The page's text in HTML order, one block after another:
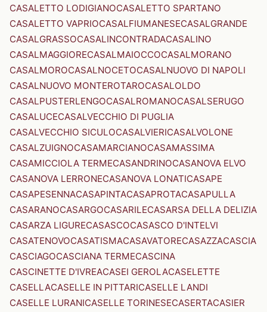
CASALETTO LODIGIANOCASALETTO SPARTANO
CASALETTO VAPRIOCASALFIUMANESECASALGRANDE
CASALGRASSOCASALINCONTRADACASALINO
CASALMAGGIORECASALMAIOCCOCASALMORANO
CASALMOROCASALNOCETOCASALNUOVO DI NAPOLI
CASALNUOVO MONTEROTAROCASALOLDO
CASALPUSTERLENGOCASALROMANOCASALSERUGO
CASALUCECASALVECCHIO DI PUGLIA
CASALVECCHIO SICULOCASALVIERICASALVOLONE
CASALZUIGNOCASAMARCIANOCASAMASSIMA
CASAMICCIOLA TERMECASANDRINOCASANOVA ELVO
CASANOVA LERRONECASANOVA LONATICASAPE
CASAPESENNACASAPINTACASAPROTACASAPULLA
CASARANOCASARGOCASARILECASARSA DELLA DELIZIA
CASARZA LIGURECASASCOCASASCO D'INTELVI
CASATENOVOCASATISMACASAVATORECASAZZACASCIA
CASCIAGOCASCIANA TERMECASCINA
CASCINETTE D'IVREACASEI GEROLACASELETTE
CASELLACASELLE IN PITTARICASELLE LANDI
CASELLE LURANICASELLE TORINESECASERTACASIER